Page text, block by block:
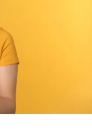
Hattrick
5-1